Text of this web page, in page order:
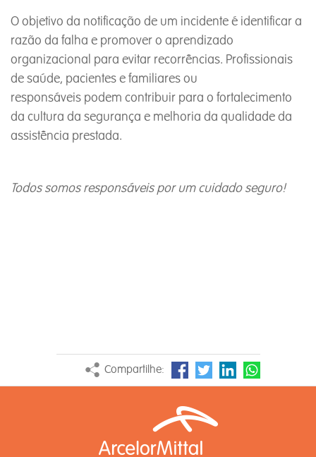
O objetivo da notificação de um incidente é identificar a
razão da falha e promover o aprendizado
organizacional para evitar recorrências. Profissionais
de saúde, pacientes e familiares ou
responsáveis podem contribuir para o fortalecimento
da cultura da segurança e melhoria da qualidade da
assistência prestada.
Todos somos responsáveis por um cuidado seguro!
Compartilhe: